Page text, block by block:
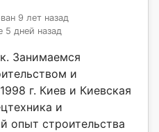
9 лет назад
5 дней назад
Занимаемся
и
г. Киев и Киевская
и
опыт строительства